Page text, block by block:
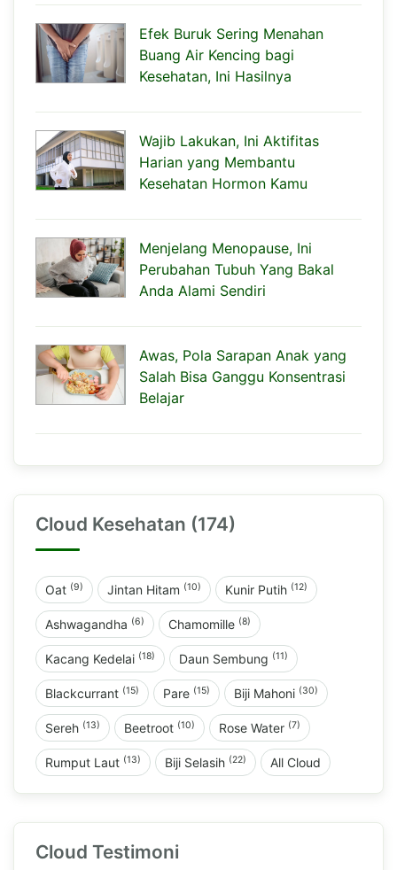
Efek Buruk Sering Menahan
Buang Air Kencing bagi
Kesehatan, Ini Hasilnya
Wajib Lakukan, Ini Aktifitas
Harian yang Membantu
Kesehatan Hormon Kamu
Menjelang Menopause, Ini
Perubahan Tubuh Yang Bakal
Anda Alami Sendiri
Awas, Pola Sarapan Anak yang
Salah Bisa Ganggu Konsentrasi
Belajar
Cloud Kesehatan (174)
Oat (9) Jintan Hitam (10) Kunir Putih (12)
Ashwagandha (6) Chamomille (8)
Kacang Kedelai (18) Daun Sembung (11)
Blackcurrant (15) Pare (15) Biji Mahoni (30)
Sereh (13) Beetroot (10) Rose Water (7)
Rumput Laut (13) Biji Selasih (22) All Cloud
Cloud Testimoni